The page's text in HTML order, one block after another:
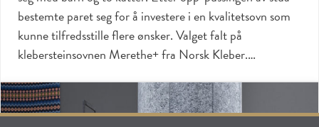
bestemte paret seg for å investere i en kvalitetsovn som
kunne tilfredsstille flere ønsker. Valget falt på
klebersteinsovnen Merethe+ fra Norsk Kleber.…